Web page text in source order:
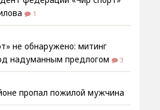
1
не обнаружено: митинг
надуманным предлогом
3
пропал пожилой мужчина